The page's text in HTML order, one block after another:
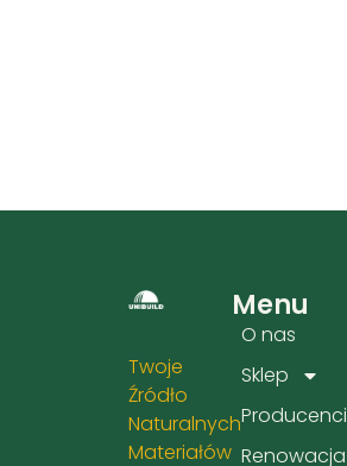
Twoje
Źródło
Naturalnych
Materiałów
Menu
O nas
Sklep
Producenci
Renowacja